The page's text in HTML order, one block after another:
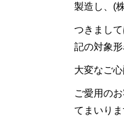
製造し、(
つきまし
記の対象
大変なご
ご愛用の
てまいり